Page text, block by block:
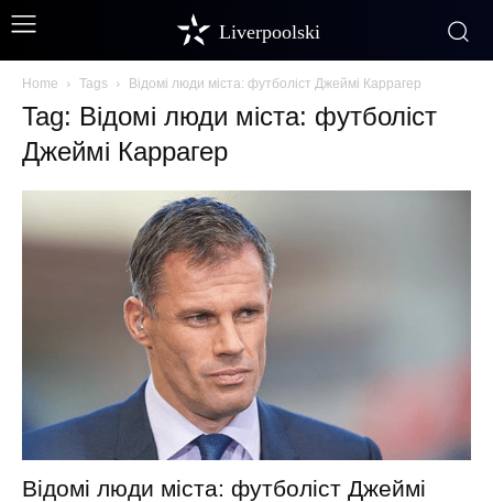
Liverpoolski
Home Tags Відомі люди міста: футболіст Джеймі Каррагер
Tag: Відомі люди міста: футболіст
Джеймі Каррагер
Відомі люди міста: футболіст Джеймі